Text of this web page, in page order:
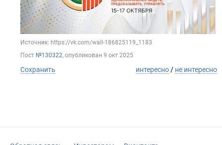
Источник: https://vk.com/wall-186825119_1183
Пост №130322, опубликован 9 окт 2025
Сохранить интересно / не интересно